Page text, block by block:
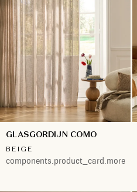
GLASGORDIJN COMO
BEIGE